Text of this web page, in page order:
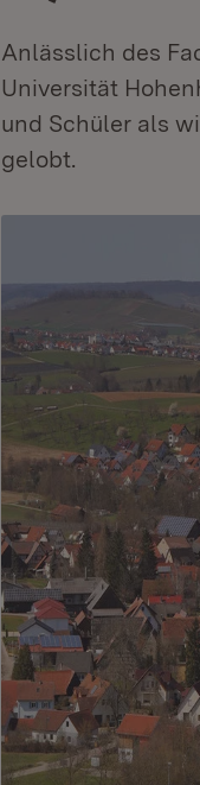
Anlässlich des
Universität
und Schüler als
gelobt.